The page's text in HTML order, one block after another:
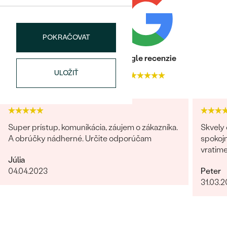
POKRAČOVAT
ULOŽIŤ
Heuréka recenzie
4.9
Google recenzie
Super prístup, komunikácia, záujem o zákazníka.
A obrúčky nádherné. Určite odporúčam
Júlia
04.04.2023
Peter